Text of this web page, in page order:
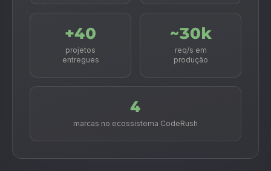
+40
projetos
entregues
~30k
req/s em
produção
4
marcas no ecossistema CodeRush